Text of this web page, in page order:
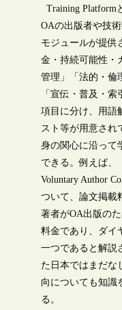
Training Platform
OAの出版者や技
モジュールが提供
金・持続可能性・
管理」「法的・倫
「宣伝・普及・
項目に分け、用語
スト等が用意され
身の関心に沿って
できる。例えば、
Voluntary Author
ついて、論文掲載
著者がOA出版の
料金であり、ダイ
一つであると解説
た日本ではまだな
向についても知識
る。